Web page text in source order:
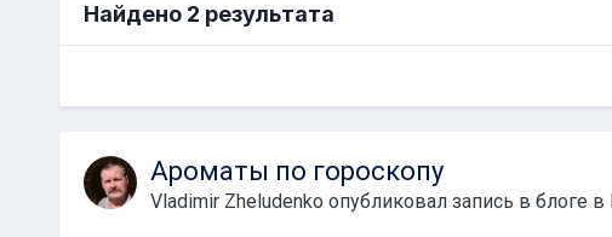
Найдено 2 результата
Ароматы по гороскопу
Vladimir Zheludenko опубликовал запись в блоге в